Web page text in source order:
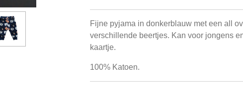
Fijne pyjama in donkerblauw met een all
verschillende beertjes. Kan voor jongens
kaartje.
100% Katoen.